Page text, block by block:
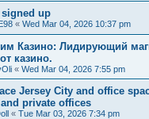
up
« Wed Mar 04, 2026 10:37 pm
Казино: Лидирующий
казино.
« Wed Mar 04, 2026 7:55 pm
Jersey City and office
private offices
« Tue Mar 03, 2026 7:34 pm